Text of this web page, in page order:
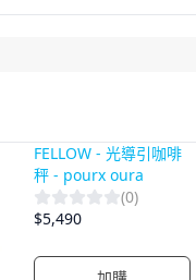
FELLOW - 光導引咖啡
秤 - pourx oura
(0)
$5,490